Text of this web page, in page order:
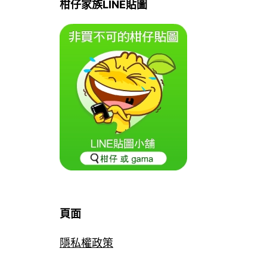
柑仔家族LINE貼圖
頁面
隱私權政策